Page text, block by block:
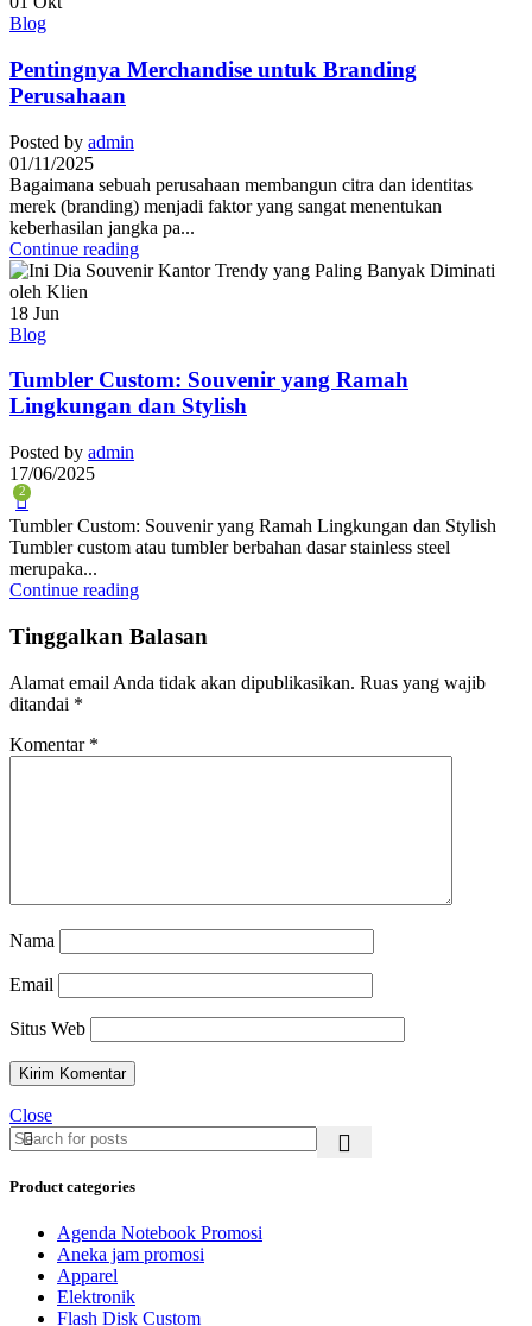
Blog
Pentingnya Merchandise untuk Branding
Perusahaan
Posted by admin
01/11/2025
Bagaimana sebuah perusahaan membangun citra dan identitas
merek (branding) menjadi faktor yang sangat menentukan
keberhasilan jangka pa...
Continue reading
18 Jun
Blog
Tumbler Custom: Souvenir yang Ramah
Lingkungan dan Stylish
Posted by admin
17/06/2025
2
Tumbler Custom: Souvenir yang Ramah Lingkungan dan Stylish
Tumbler custom atau tumbler berbahan dasar stainless steel
merupaka...
Continue reading
Tinggalkan Balasan
Alamat email Anda tidak akan dipublikasikan. Ruas yang wajib
ditandai *
Komentar *
Nama
Email
Situs Web
Close
Product categories
Agenda Notebook Promosi
Aneka jam promosi
Apparel
Elektronik
Flash Disk Custom